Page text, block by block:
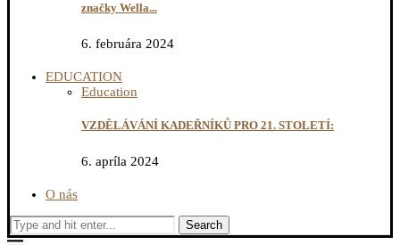
značky Wella...
6. februára 2024
EDUCATION
Education
VZDĚLÁVÁNÍ KADEŘNÍKŮ PRO 21. STOLETÍ:
6. apríla 2024
O nás
Search